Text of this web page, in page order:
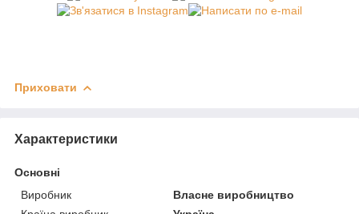
Приховати
Характеристики
Основні
Виробник
Власне виробництво